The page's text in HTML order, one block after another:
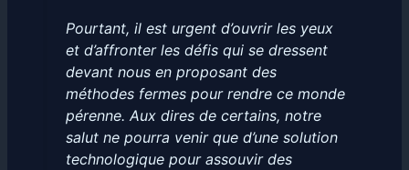
Pourtant, il est urgent d’ouvrir les yeux
et d’affronter les défis qui se dressent
devant nous en proposant des
méthodes fermes pour rendre ce monde
pérenne. Aux dires de certains, notre
salut ne pourra venir que d’une solution
technologique pour assouvir des